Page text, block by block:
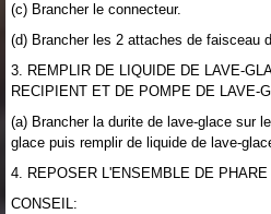
(c) Brancher le connecteur.
(d) Brancher les 2 attaches de faisceau
3. REMPLIR DE LIQUIDE DE LAVE-
RECIPIENT ET DE POMPE DE LAVE-
(a) Brancher la durite de lave-glace sur
glace puis remplir de liquide de lave-
4. REPOSER L'ENSEMBLE DE PHARE
CONSEIL: